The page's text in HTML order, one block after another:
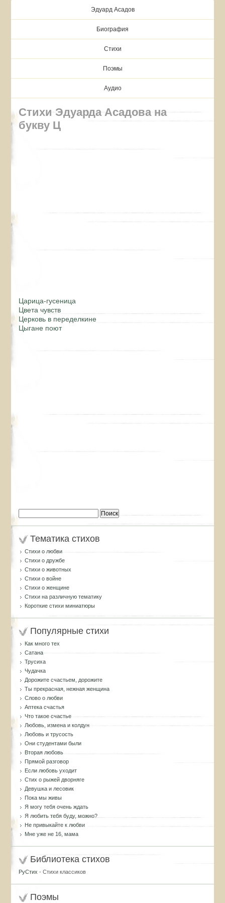
Эдуард Асадов
Биография
Стихи
Поэмы
Аудио
Стихи Эдуарда Асадова на
букву Ц
Царица-гусеница
Цвета чувств
Церковь в переделкине
Цыгане поют
Тематика стихов
Стихи о любви
Стихи о дружбе
Стихи о животных
Стихи о войне
Стихи о женщине
Стихи на различную тематику
Короткие стихи миниатюры
Популярные стихи
Как много тех
Сатана
Трусиха
Чудачка
Дорожите счастьем, дорожите
Ты прекрасная, нежная женщина
Слово о любви
Аптека счастья
Что такое счастье
Любовь, измена и колдун
Любовь и трусость
Они студентами были
Вторая любовь
Прямой разговор
Если любовь уходит
Стих о рыжей дворняге
Девушка и лесовик
Пока мы живы
Я могу тебя очень ждать
Я любить тебя буду, можно?
Не привыкайте к любви
Мне уже не 16, мама
Библиотека стихов
РуСтих - Стихи классиков
Поэмы